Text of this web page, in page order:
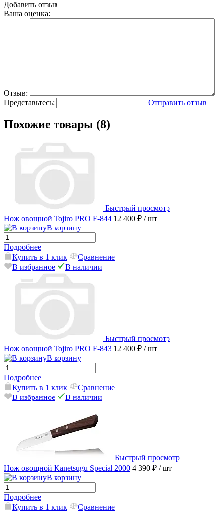
Добавить отзыв
Ваша оценка:
Отзыв:
Представьтесь:
Отправить отзыв
Похожие товары (8)
Быстрый просмотр
Нож овощной Tojiro PRO F-844 12 400 ₽ / шт
В корзину
Подробнее
Купить в 1 клик
Сравнение
В избранное
В наличии
Быстрый просмотр
Нож овощной Tojiro PRO F-843 12 400 ₽ / шт
В корзину
Подробнее
Купить в 1 клик
Сравнение
В избранное
В наличии
Быстрый просмотр
Нож овощной Kanetsugu Special 2000 4 390 ₽ / шт
В корзину
Подробнее
Купить в 1 клик
Сравнение